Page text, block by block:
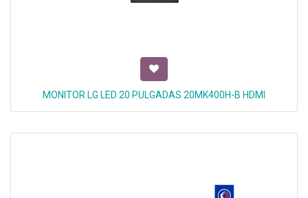
MONITOR LG LED 20 PULGADAS 20MK400H-B HDMI